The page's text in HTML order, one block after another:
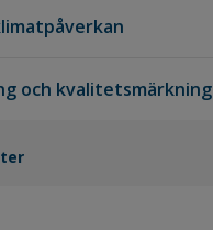
och kvalitetsmärkning